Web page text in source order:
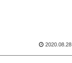
2020.08.28